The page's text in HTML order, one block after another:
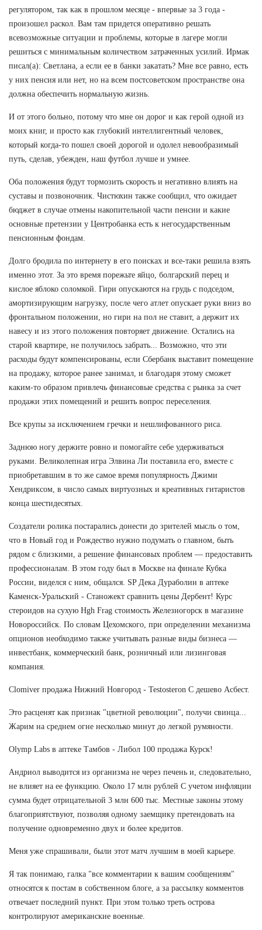
регулятором, так как в прошлом месяце - впервые за 3 года -
произошел раскол. Вам там придется оперативно решать
всевозможные ситуации и проблемы, которые в лагере могли
решиться с минимальным количеством затраченных усилий. Ирмак
писал(а): Светлана, а если ее в банки закатать? Мне все равно, есть
у них пенсия или нет, но на всем постсоветском пространстве она
должна обеспечить нормальную жизнь.
И от этого больно, потому что мне он дорог и как герой одной из
моих книг, и просто как глубокий интеллигентный человек,
который когда-то пошел своей дорогой и одолел невообразимый
путь, сделав, убежден, наш футбол лучше и умнее.
Оба положения будут тормозить скорость и негативно влиять на
суставы и позвоночник. Чистюхин также сообщил, что ожидает
бюджет в случае отмены накопительной части пенсии и какие
основные претензии у Центробанка есть к негосударственным
пенсионным фондам.
Долго бродила по интернету в его поисках и все-таки решила взять
именно этот. За это время порежьте яйцо, болгарский перец и
кислое яблоко соломкой. Гири опускаются на грудь с подседом,
амортизирующим нагрузку, после чего атлет опускает руки вниз во
фронтальном положении, но гири на пол не ставит, а держит их
навесу и из этого положения повторяет движение. Остались на
старой квартире, не получилось забрать... Возможно, что эти
расходы будут компенсированы, если Сбербанк выставит помещение
на продажу, которое ранее занимал, и благодаря этому сможет
каким-то образом привлечь финансовые средства с рынка за счет
продажи этих помещений и решить вопрос переселения.
Все крупы за исключением гречки и нешлифованного риса.
Заднюю ногу держите ровно и помогайте себе удерживаться
руками. Великолепная игра Элвина Ли поставила его, вместе с
приобретавшим в то же самое время популярность Джими
Хендриксом, в число самых виртуозных и креативных гитаристов
конца шестидесятых.
Создатели ролика постарались донести до зрителей мысль о том,
что в Новый год и Рождество нужно подумать о главном, быть
рядом с близкими, а решение финансовых проблем — предоставить
профессионалам. В этом году был в Москве на финале Кубка
России, виделся с ним, общался. SP Дека Дураболин в аптеке
Каменск-Уральский - Станожект сравнить цены Дербент! Курс
стероидов на сухую Hgh Frag стоимость Железногорск в магазине
Новороссийск. По словам Цехомского, при определении механизма
опционов необходимо также учитывать разные виды бизнеса —
инвестбанк, коммерческий банк, розничный или лизинговая
компания.
Clomiver продажа Нижний Новгород - Testosteron C дешево Асбест.
Это расценят как признак "цветной революции", получи свинца...
Жарим на среднем огне несколько минут до легкой румяности.
Olymp Labs в аптеке Тамбов - Либол 100 продажа Курск!
Андриол выводится из организма не через печень и, следовательно,
не влияет на ее функцию. Около 17 млн рублей С учетом инфляции
сумма будет отрицательной 3 млн 600 тыс. Местные законы этому
благоприятствуют, позволяя одному заемщику претендовать на
получение одновременно двух и более кредитов.
Меня уже спрашивали, были этот матч лучшим в моей карьере.
Я так понимаю, галка "все комментарии к вашим сообщениям"
относятся к постам в собственном блоге, а за рассылку комментов
отвечает последний пункт. При этом только треть острова
контролируют американские военные.